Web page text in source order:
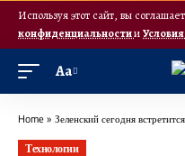
Используя этот сайт, вы
конфиденциальностии
Аа
Home » Зеленский сегодня
Технологии